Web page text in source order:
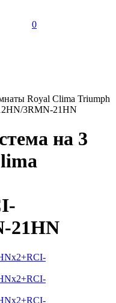
0
Royal Clima Triumph
3RMN-21HN
на 3
21HN